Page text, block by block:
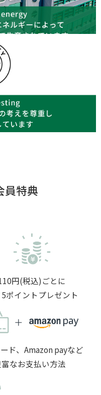
員特典
円(税込)ごとに
5ポイントプレゼント
ド、Amazon payなど
なお支払い方法